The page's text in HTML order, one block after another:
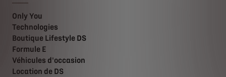
Only You
Technologies
Boutique Lifestyle DS
Formule E
Véhicules d'occasion
Location de DS